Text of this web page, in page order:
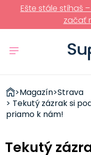
Ešte stále stíhaš –
začať
ZDRAVÉ
RÝCHLOVKY
>Magazín>Strava
> Tekutý zázrak si
priamo k nám!
Tekutý